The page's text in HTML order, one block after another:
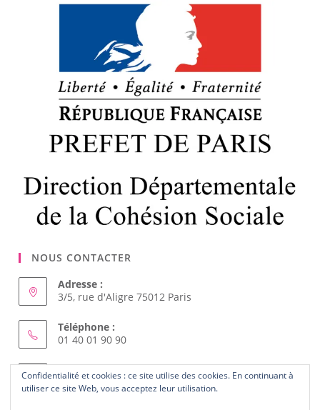
NOUS CONTACTER
Adresse :
3/5, rue d'Aligre 75012 Paris
Téléphone :
01 40 01 90 90
Courriel :
femmes.solidaires@wanadoo.frS’ouvre
dans
Confidentialité et cookies : ce site utilise des cookies. En continuant à
utiliser ce site Web, vous acceptez leur utilisation.